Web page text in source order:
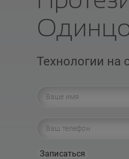
Технологии на
Записаться